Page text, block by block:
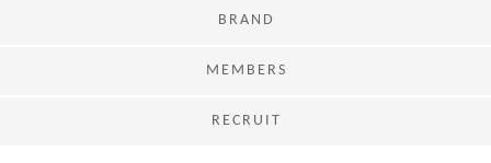
BRAND
MEMBERS
RECRUIT